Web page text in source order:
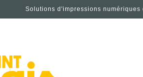
Solutions d'impressions